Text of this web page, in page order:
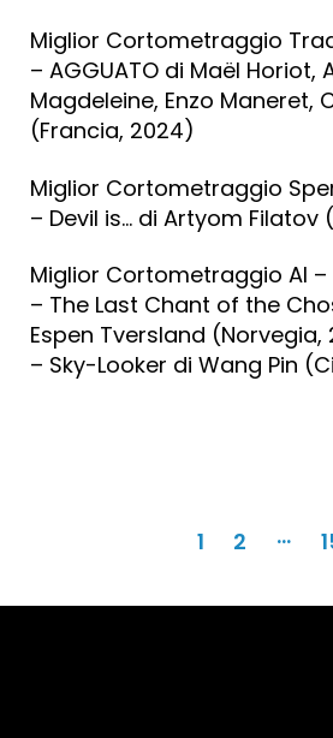
Miglior Cortometraggio
– AGGUATO di Maël Horiot,
Magdeleine, Enzo Maneret,
(Francia, 2024)
Miglior Cortometraggio
– Devil is… di Artyom Filatov
Miglior Cortometraggio AI
– The Last Chant of the
Espen Tversland (Norvegia,
– Sky-Looker di Wang Pin
Paginazione
degli
1 2 …